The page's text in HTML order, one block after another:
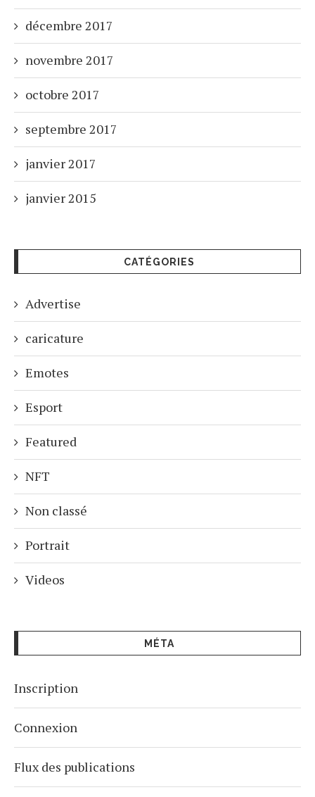
décembre 2017
novembre 2017
octobre 2017
septembre 2017
janvier 2017
janvier 2015
CATÉGORIES
Advertise
caricature
Emotes
Esport
Featured
NFT
Non classé
Portrait
Videos
MÉTA
Inscription
Connexion
Flux des publications